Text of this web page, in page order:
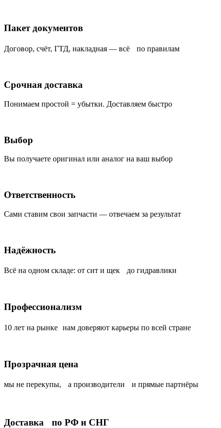
Пакет документов
Договор, счёт, ГТД, накладная — всё по правилам
Срочная доставка
Понимаем простой = убытки. Доставляем быстро
Выбор
Вы получаете оригинал или аналог на ваш выбор
Ответственность
Сами ставим свои запчасти — отвечаем за результат
Надёжность
Всё на одном складе: от сит и щек до гидравлики
Профессионализм
10 лет на рынке нам доверяют карьеры по всей стране
Прозрачная цена
мы не перекупы, а производители и прямые партнёры
Доставка по РФ и СНГ